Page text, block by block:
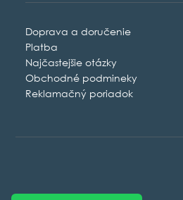
Doprava a doručenie
Platba
Najčastejšie otázky
Obchodné podmineky
Reklamačný poriadok